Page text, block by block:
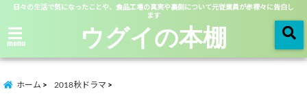
日々の生活で気になったことや、食品工場の真実や裏側について元従業員が赤裸々に告白し
ます
menu ウグイの本棚
ホーム 2018秋ドラマ